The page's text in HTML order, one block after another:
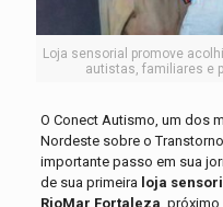
Loja sensorial promove
autistas, familiares e
O Conect Autismo, um dos
Nordeste sobre o
importante passo em sua
de sua primeira loja
RioMar Fortaleza ,